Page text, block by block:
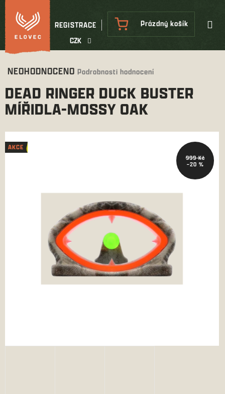
Přejít
na
obsah
CZK
REGISTRACE
NÁKUPNÍ
KOŠÍK
Prázdný košík
Průměrné
produktu
je
0,0
hvězdiček.
NEOHODNOCENO Podrobnosti hodnocení
DEAD RINGER DUCK BUSTER
MÍŘIDLA-MOSSY OAK
999 Kč
–20 %
AKCE
AKCE